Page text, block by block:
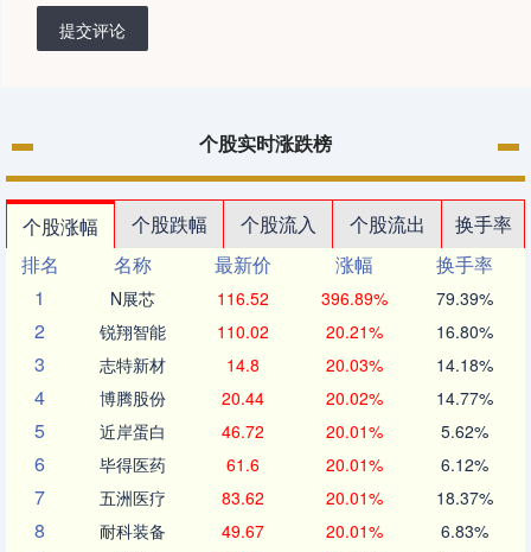
提交评论
个股实时涨跌榜
个股涨幅 个股跌幅 个股流入 个股流出
换手率
排名
名称 最新价 涨幅
换手率
1
N展芯 116.52 396.89% 79.39%
2 锐翔智能 110.02 20.21% 16.80%
3 志特新材 14.8 20.03% 14.18%
4 博腾股份 20.44 20.02% 14.77%
5 近岸蛋白 46.72 20.01% 5.62%
6 毕得医药 61.6 20.01% 6.12%
7 五洲医疗 83.62 20.01% 18.37%
8 耐科装备 49.67 20.01% 6.83%